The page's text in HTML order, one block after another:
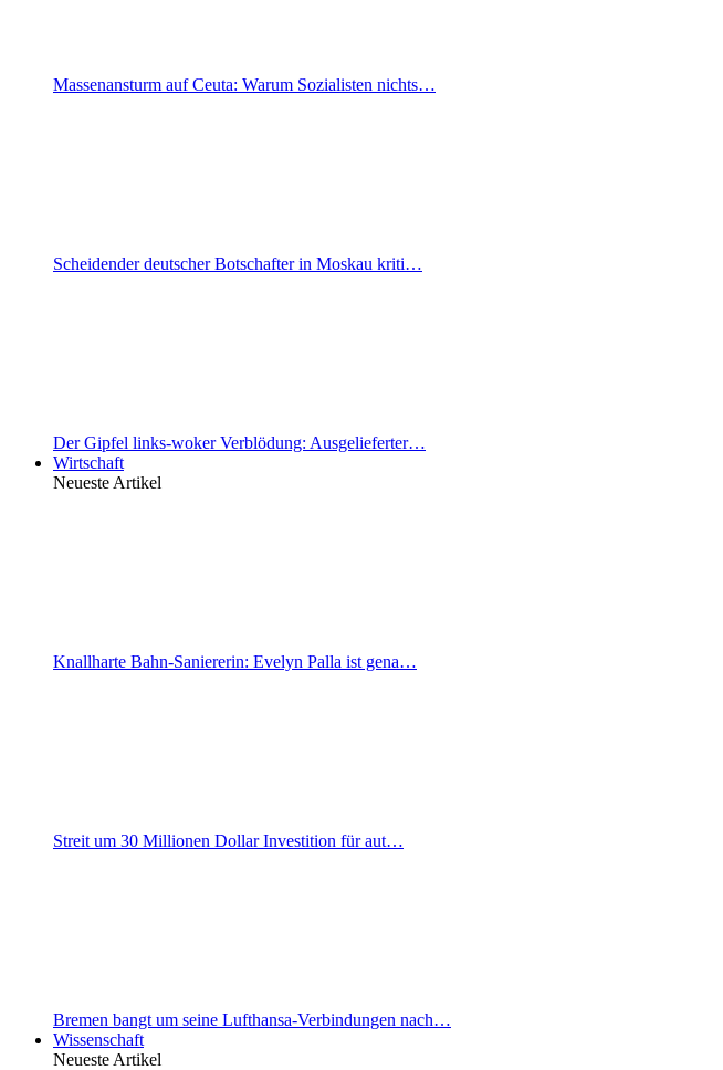
Massenansturm auf Ceuta: Warum Sozialisten nichts…
Scheidender deutscher Botschafter in Moskau kriti…
Der Gipfel links-woker Verblödung: Ausgelieferter…
Wirtschaft
Neueste Artikel
Knallharte Bahn-Saniererin: Evelyn Palla ist gena…
Streit um 30 Millionen Dollar Investition für aut…
Bremen bangt um seine Lufthansa-Verbindungen nach…
Wissenschaft
Neueste Artikel